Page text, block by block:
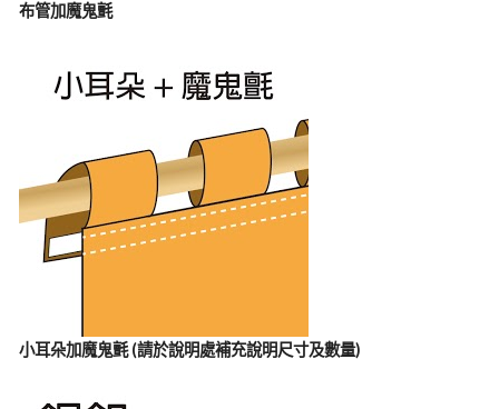
布管加魔鬼氈
小耳朵加魔鬼氈 (請於說明處補充說明尺寸及數量)